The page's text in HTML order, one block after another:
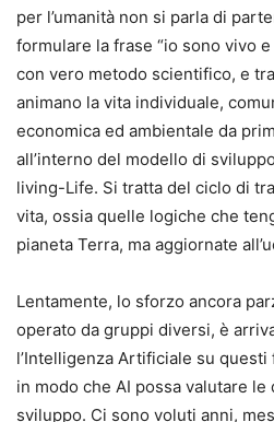
per l’umanità non si parla di
formulare la frase “io sono vivo
con vero metodo scientifico, e
animano la vita individuale,
economica ed ambientale da
all’interno del modello di
living-Life. Si tratta del ciclo di
vita, ossia quelle logiche che
pianeta Terra, ma aggiornate
Lentamente, lo sforzo ancora
operato da gruppi diversi, è
l’Intelligenza Artificiale su
in modo che AI possa valutare
sviluppo. Ci sono voluti anni,